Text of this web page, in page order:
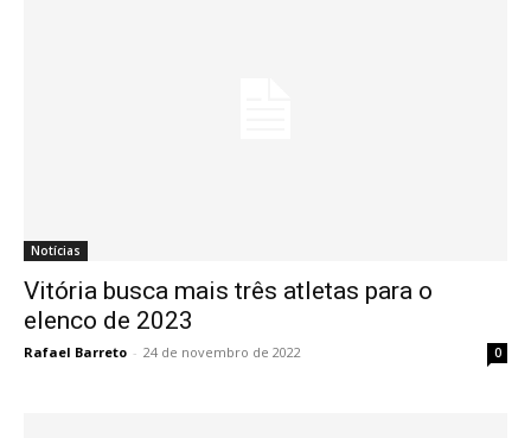
Notícias
Vitória busca mais três atletas para o
elenco de 2023
Rafael Barreto - 24 de novembro de 2022 0